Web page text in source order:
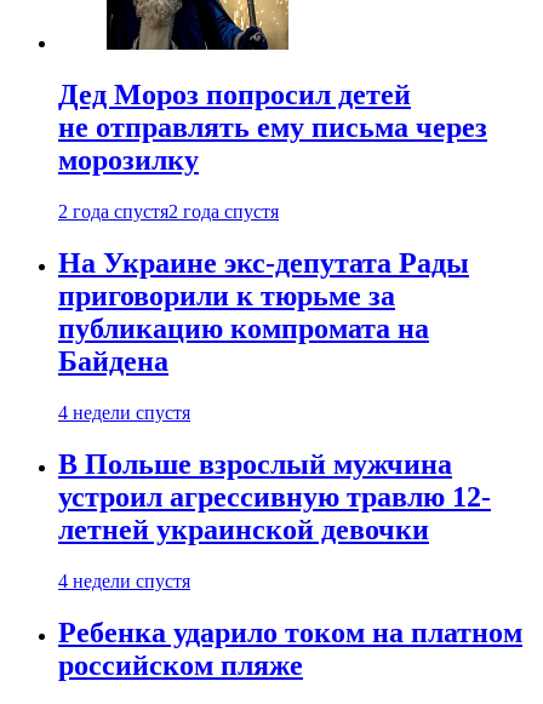
Дед Мороз попросил детей
не отправлять ему письма через
морозилку
2 года спустя2 года спустя
На Украине экс-депутата Рады
приговорили к тюрьме за
публикацию компромата на
Байдена
4 недели спустя
В Польше взрослый мужчина
устроил агрессивную травлю 12-
летней украинской девочки
4 недели спустя
Ребенка ударило током на платном
российском пляже